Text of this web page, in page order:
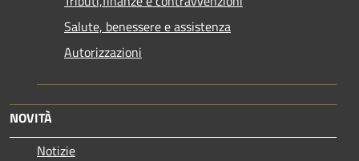
Salute, benessere e assistenza
Autorizzazioni
NOVITÀ
Notizie